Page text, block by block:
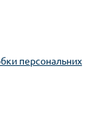
персональних